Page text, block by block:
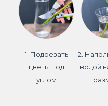
1. Подрезать
цветы под
углом
2.
водой